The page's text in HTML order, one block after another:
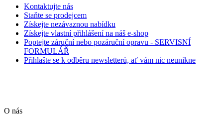
Kontaktujte nás
Staňte se prodejcem
Získejte nezávaznou nabídku
Získejte vlastní přihlášení na náš e-shop
Poptejte záruční nebo pozáruční opravu - SERVISNÍ
FORMULÁŘ
Přihlašte se k odběru newsletterů, ať vám nic neunikne
O nás